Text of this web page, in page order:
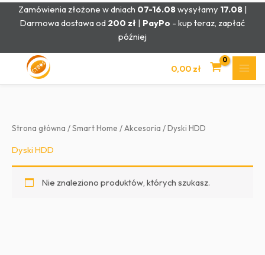
PrzejdźZamówienia złożone w dniach 07-16.08wysyłamy 17.08|
Darmowa dostawa od 200 zł | PayPo - kup teraz, zapłać
później
0,00 zł
Strona główna /Smart Home /Akcesoria / Dyski HDD
Dyski HDD
Nie znaleziono produktów, których szukasz.